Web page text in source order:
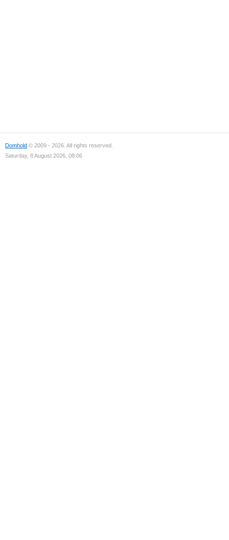
Domhold © 2009 - 2026. All rights reserved.
Saturday, 8 August 2026, 08:06